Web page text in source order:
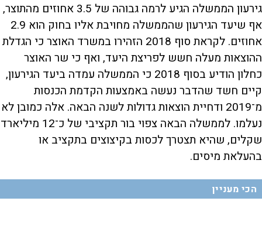
גירעון הממשלה הגיע לרמה גבוהה של 3.5 אחוזים מהתוצר,
אף שיעד הגירעון שהממשלה מחויבת אליו בחוק הוא 2.9
אחוזים. לקראת סוף 2018 הזהירו במשרד האוצר כי הגדלת
ההוצאות מעלה חשש לפריצת היעד, ואף כי שר האוצר
כחלון הודיע בסוף 2018 כי הממשלה עמדה ביעד הגירעון,
קיים חשד שהדבר נעשה באמצעות הקדמת הכנסות
מ־2019 ודחיית הוצאות גדולות לשנה הבאה. אלה כמובן לא
נעלמו. לממשלה הבאה צפוי בור תקציבי של כ־12 מיליארד
שקלים, שהיא תצטרך לכסות בקיצוצים בתקציב או
בהעלאת מיסים.
הכי מעניין